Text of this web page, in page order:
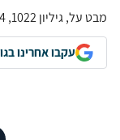
מבט על, גיליון 1022, 14 בפברואר 2018
עקבו אחרינו